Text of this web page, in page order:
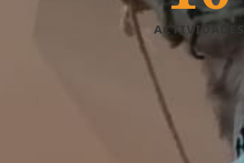
ACTIVIDADES